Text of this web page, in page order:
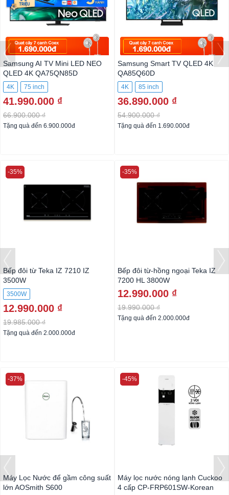
Samsung AI TV Mini LED NEO
QLED 4K QA75QN85D
4K 75 inch
41.990.000 ₫
66.900.000 ₫
Tặng quà đến 6.900.000đ
Samsung Smart TV QLED 4K
QA85Q60D
4K 85 inch
36.890.000 ₫
54.900.000 ₫
Tặng quà đến 1.690.000đ
Bếp đôi từ Teka IZ 7210 IZ
3500W
3500W
12.990.000 ₫
19.985.000 ₫
-35%
Tặng quà đến 2.000.000đ
Bếp đôi từ-hồng ngoại Teka IZ
7200 HL 3800W
12.990.000 ₫
19.990.000 ₫
-35%
Tặng quà đến 2.000.000đ
Máy Lọc Nước để gầm công suất
lớn AOSmith S600
-37%
Máy lọc nước nóng lạnh Cuckoo
4 cấp CP-FRP601SW-Korean
-45%